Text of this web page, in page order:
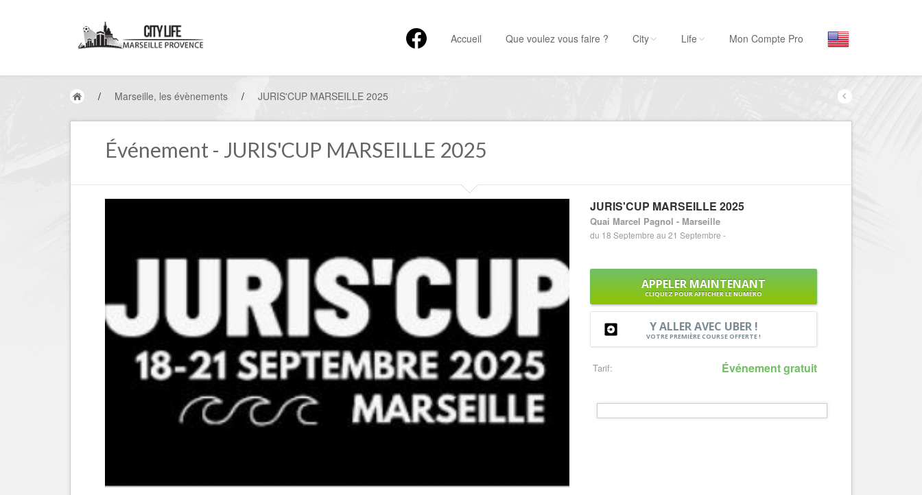
Accueil Que voulez vous faire ?
Séjourner
Loisirs
Plages, sports, ...
Tourisme, ...
City Life Mon Compte Pro
/ Marseille, les évènements / JURIS'CUP MARSEILLE 2025
Événement - JURIS'CUP MARSEILLE 2025
JURIS'CUP MARSEILLE 2025
Quai Marcel Pagnol - Marseille
du 18 Septembre au 21 Septembre -
APPELER MAINTENANT
CLIQUEZ POUR AFFICHER LE NUMÉRO
Y ALLER AVEC UBER !
VOTRE PREMIÈRE COURSE OFFERTE !
Tarif: Événement gratuit